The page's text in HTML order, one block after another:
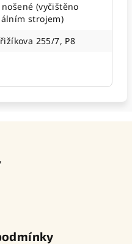
(vyčištěno
strojem)
255/7, P8